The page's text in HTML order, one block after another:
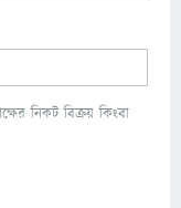
নিকট বিক্রয় কিংবা